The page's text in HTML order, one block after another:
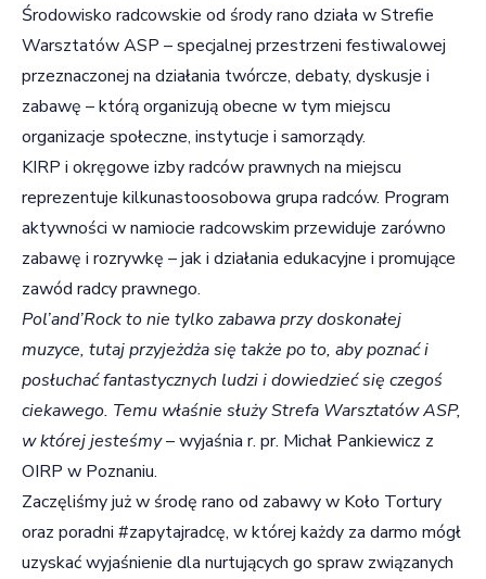
Środowisko radcowskie od środy rano działa w Strefie
Warsztatów ASP – specjalnej przestrzeni festiwalowej
przeznaczonej na działania twórcze, debaty, dyskusje i
zabawę – którą organizują obecne w tym miejscu
organizacje społeczne, instytucje i samorządy.
KIRP i okręgowe izby radców prawnych na miejscu
reprezentuje kilkunastoosobowa grupa radców. Program
aktywności w namiocie radcowskim przewiduje zarówno
zabawę i rozrywkę – jak i działania edukacyjne i promujące
zawód radcy prawnego.
Pol’and’Rock to nie tylko zabawa przy doskonałej
muzyce, tutaj przyjeżdża się także po to, aby poznać i
posłuchać fantastycznych ludzi i dowiedzieć się czegoś
ciekawego. Temu właśnie służy Strefa Warsztatów ASP,
w której jesteśmy– wyjaśnia r. pr. Michał Pankiewicz z
OIRP w Poznaniu.
Zaczęliśmy już w środę rano od zabawy w Koło Tortury
oraz poradni #zapytajradcę, w której każdy za darmo mógł
uzyskać wyjaśnienie dla nurtujących go spraw związanych